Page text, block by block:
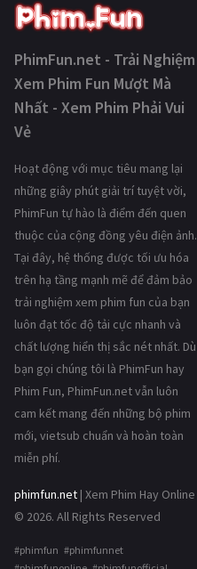
PhimFun.net - Trải Nghiệm
Xem Phim Fun Mượt Mà
Nhất - Xem Phim Phải Vui
Vẻ
Hoạt động với mục tiêu mang lại
những giây phút giải trí tuyệt vời,
PhimFun tự hào là điểm đến quen
thuộc của cộng đồng yêu điện ảnh.
Tại đây, hệ thống được tối ưu hóa
trên hạ tầng mạnh mẽ để đảm bảo
trải nghiệm xem phim fun của bạn
luôn đạt tốc độ tải cực nhanh và
chất lượng hiển thị sắc nét nhất. Dù
bạn gọi chúng tôi là PhimFun hay
Phim Fun, PhimFun.net vẫn luôn
cam kết mang đến những bộ phim
mới, vietsub chuẩn và hoàn toàn
miễn phí.
phimfun.net | Xem Phim Hay Online
© 2026. All Rights Reserved
#phimfun #phimfunnet